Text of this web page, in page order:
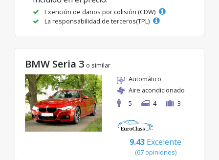
Exención de daños por colisión (CDW)
La responsabilidad de terceros(TPL)
BMW Seria 3 o similar
Automático
Aire acondicionado
5
4 3
9.43 Excelente
(67 opiniones)